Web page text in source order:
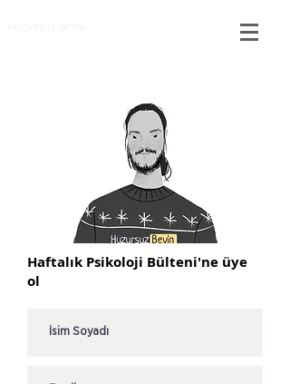
Haftalık Psikoloji Bülteni'ne üye
ol